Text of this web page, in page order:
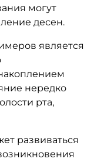
могут
десен.
является
нередко
рта,
развиваться